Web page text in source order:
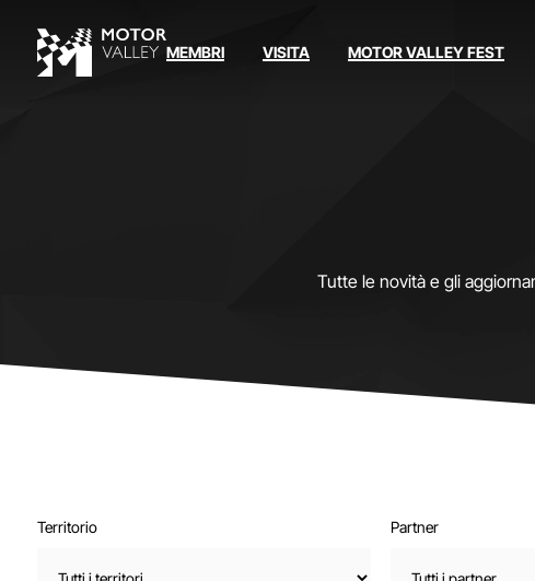
MEMBRI VISITA MOTOR VALLEY FEST
Tutte le novità e gli
Territorio Partner